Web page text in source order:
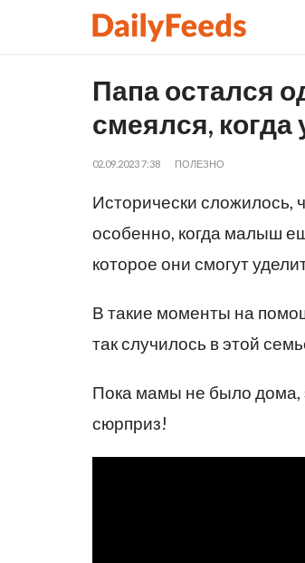
Папа остался
смеялся,
02.09.2023 7:38 ПОЛЕЗНО
Исторически сложилось,
особенно, когда малыш
которое они смогут
В такие моменты на
так случилось в этой
Пока мамы не было дома,
сюрприз!